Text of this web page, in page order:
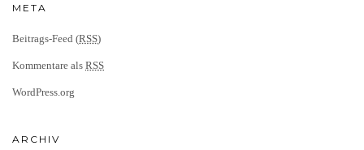
META
Beitrags-Feed (RSS)
Kommentare als RSS
WordPress.org
ARCHIV